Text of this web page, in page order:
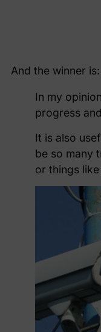
And the winner
In my
progress
It is also
be so many
or things